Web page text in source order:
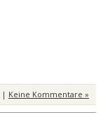
| Keine Kommentare »